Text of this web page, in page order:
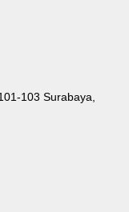
103 Surabaya,